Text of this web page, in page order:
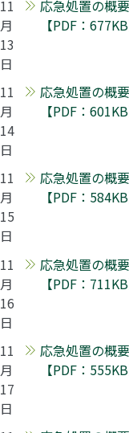
11
月
13
日
応急処置の概
【PDF：677KB
11
月
14
日
応急処置の概
【PDF：601KB
11
月
15
日
応急処置の概
【PDF：584KB
11
月
16
日
応急処置の概
【PDF：711KB
11
月
17
日
応急処置の概
【PDF：555KB